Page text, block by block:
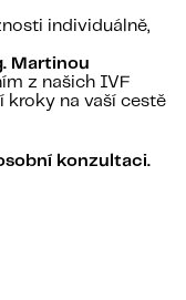
individuálně,
Martinou
z našich IVF
kroky na vaší cestě
konzultaci.